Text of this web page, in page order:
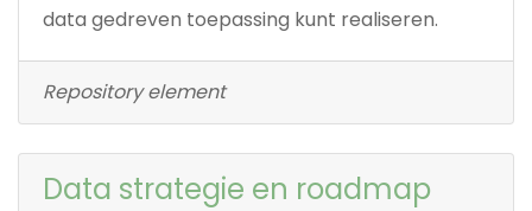
data gedreven toepassing kunt realiseren.
Repository element
Data strategie en roadmap